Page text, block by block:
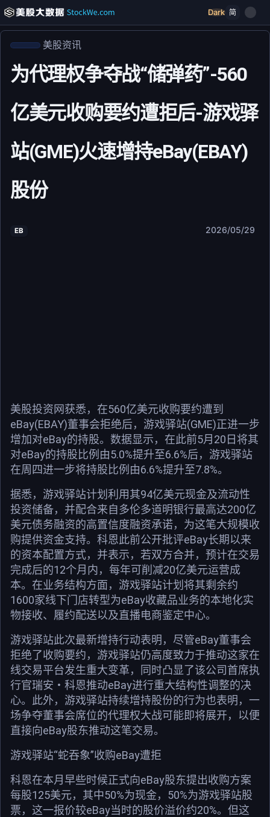
Dark 简
美股资讯
为代理权争夺战“储弹药”-560
亿美元收购要约遭拒后-游戏驿
站(GME)火速增持eBay(EBAY)
股份
EB 2026/05/29
美股投资网获悉，在560亿美元收购要约遭到
eBay(EBAY)董事会拒绝后，游戏驿站(GME)正进一步
增加对eBay的持股。数据显示，在此前5月20日将其
对eBay的持股比例由5.0%提升至6.6%后，游戏驿站
在周四进一步将持股比例由6.6%提升至7.8%。
据悉，游戏驿站计划利用其94亿美元现金及流动性
投资储备，并配合来自多伦多道明银行最高达200亿
美元债务融资的高置信度融资承诺，为这笔大规模收
购提供资金支持。科恩此前公开批评eBay长期以来
的资本配置方式，并表示，若双方合并，预计在交易
完成后的12个月内，每年可削减20亿美元运营成
本。在业务结构方面，游戏驿站计划将其剩余约
1600家线下门店转型为eBay收藏品业务的本地化实
物接收、履约配送以及直播电商鉴定中心。
游戏驿站此次最新增持行动表明，尽管eBay董事会
拒绝了收购要约，游戏驿站仍高度致力于推动这家在
线交易平台发生重大变革，同时凸显了该公司首席执
行官瑞安・科恩推动eBay进行重大结构性调整的决
心。此外，游戏驿站持续增持股份的行为也表明，一
场争夺董事会席位的代理权大战可能即将展开，以便
直接向eBay股东推动这笔交易。
游戏驿站“蛇吞象”收购eBay遭拒
科恩在本月早些时候正式向eBay股东提出收购方案
每股125美元，其中50%为现金，50%为游戏驿站股
票，这一报价较eBay当时的股价溢价约20%。但这